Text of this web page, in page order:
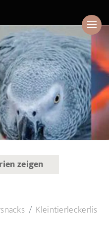
zeigen
Kleintierleckerlis